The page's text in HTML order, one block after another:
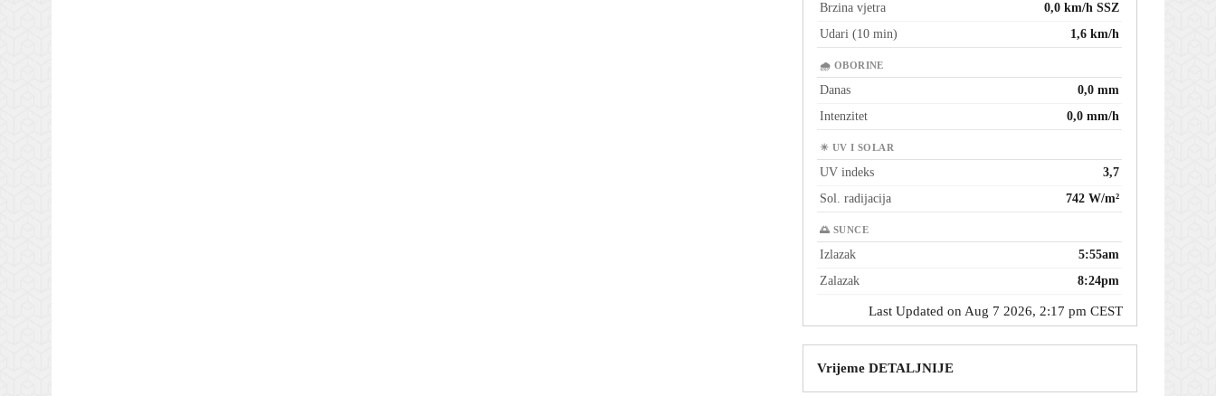
Brzina vjetra
0,0 km/h SSZ
Udari (10 min)
1,6 km/h
🌧 OBORINE
Danas
0,0 mm
Intenzitet
0,0 mm/h
☀ UV I SOLAR
UV indeks
3,7
Sol. radijacija
742 W/m²
🌅 SUNCE
Izlazak
5:55am
Zalazak
8:24pm
Last Updated on Aug 7 2026, 2:17 pm CEST
Vrijeme DETALJNIJE